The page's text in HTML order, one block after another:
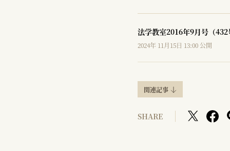
法学教室2016年9月号（432
2024年 11月15日 13:00 公開
関連記事
SHARE